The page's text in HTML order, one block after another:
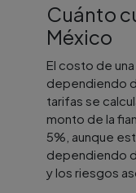
Cuánto
México
El costo de
dependiendo
tarifas se
monto de la
5%, aunque
dependiendo
y los riesgos